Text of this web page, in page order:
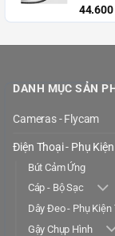
44.600
DANH MỤC SẢN
Cameras - Flycam
Điện Thoại - Phụ Kiện
Bút Cảm Ứng
Cáp - Bộ Sạc
Dây Đeo - Phụ Kiện
Gậy Chụp Hình